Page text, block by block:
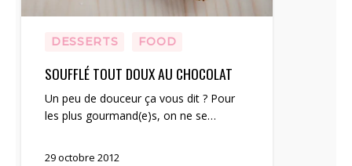
DESSERTS FOOD
SOUFFLÉ TOUT DOUX AU CHOCOLAT
Un peu de douceur ça vous dit ? Pour
les plus gourmand(e)s, on ne se…
29 octobre 2012